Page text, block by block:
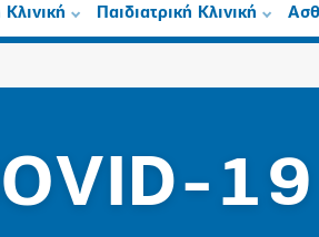
Παιδιατρική Κλινική
19